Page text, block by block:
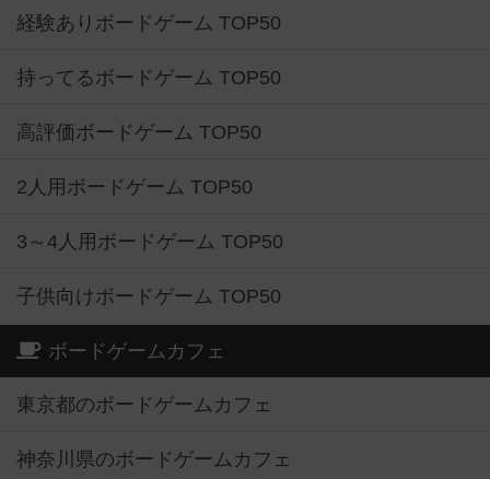
経験ありボードゲーム TOP50
持ってるボードゲーム TOP50
高評価ボードゲーム TOP50
2人用ボードゲーム TOP50
3～4人用ボードゲーム TOP50
子供向けボードゲーム TOP50
ボードゲームカフェ
東京都のボードゲームカフェ
神奈川県のボードゲームカフェ